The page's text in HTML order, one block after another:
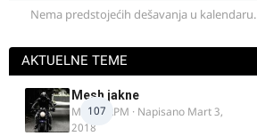
Nema predstojećih dešavanja u kalendaru.
AKTUELNE TEME
107
Mesh jakne
MostarRPM · Napisano Mart 3,
2018